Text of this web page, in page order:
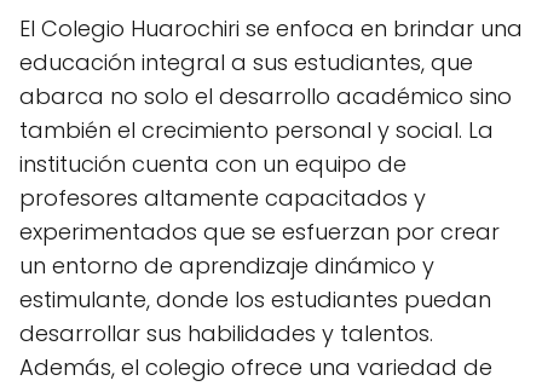
El Colegio Huarochiri se enfoca en brindar una
educación integral a sus estudiantes, que
abarca no solo el desarrollo académico sino
también el crecimiento personal y social. La
institución cuenta con un equipo de
profesores altamente capacitados y
experimentados que se esfuerzan por crear
un entorno de aprendizaje dinámico y
estimulante, donde los estudiantes puedan
desarrollar sus habilidades y talentos.
Además, el colegio ofrece una variedad de